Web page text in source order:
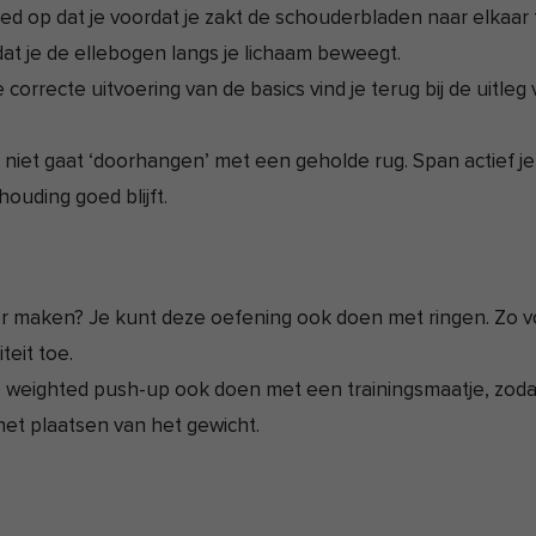
op dat je voordat je zakt de schouderbladen naar
je de ellebogen langs je lichaam beweegt.
correcte uitvoering van de basics vind je terug bij de uitleg
gaat ‘doorhangen’ met een geholde rug. Span actief
goed blijft.
maken? Je kunt deze oefening ook doen met ringen. Zo
toe.
push-up ook doen met een trainingsmaatje,
plaatsen van het gewicht.